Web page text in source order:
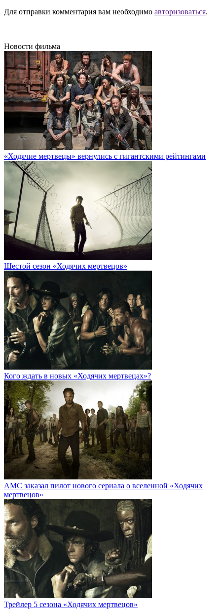
Для отправки комментария вам необходимо авторизоваться.
Новости фильма
«Ходячие мертвецы» вернулись с гигантскими рейтингами
Шестой сезон «Ходячих мертвецов»
Кого ждать в новых «Ходячих мертвецах»?
AMC заказал пилот нового сериала о вселенной «Ходячих
мертвецов»
Трейлер 5 сезона «Ходячих мертвецов»